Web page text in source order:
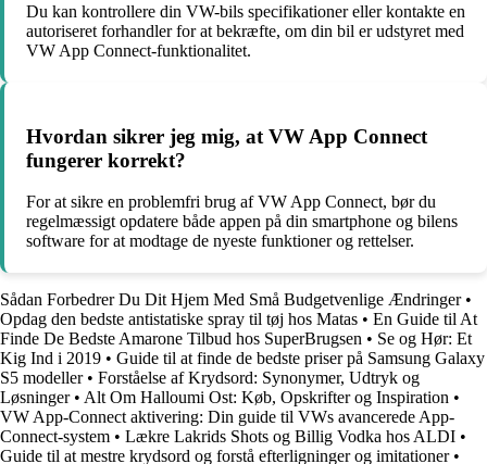
Du kan kontrollere din VW-bils specifikationer eller kontakte en
autoriseret forhandler for at bekræfte, om din bil er udstyret med
VW App Connect-funktionalitet.
Hvordan sikrer jeg mig, at VW App Connect
fungerer korrekt?
For at sikre en problemfri brug af VW App Connect, bør du
regelmæssigt opdatere både appen på din smartphone og bilens
software for at modtage de nyeste funktioner og rettelser.
Sådan Forbedrer Du Dit Hjem Med Små Budgetvenlige Ændringer•
Opdag den bedste antistatiske spray til tøj hos Matas • En Guide til At
Finde De Bedste Amarone Tilbud hos SuperBrugsen • Se og Hør: Et
Kig Ind i 2019 • Guide til at finde de bedste priser på Samsung Galaxy
S5 modeller• Forståelse af Krydsord: Synonymer, Udtryk og
Løsninger• Alt Om Halloumi Ost: Køb, Opskrifter og Inspiration •
VW App-Connect aktivering: Din guide til VWs avancerede App-
Connect-system • Lækre Lakrids Shots og Billig Vodka hos ALDI •
Guide til at mestre krydsord og forstå efterligninger og imitationer•